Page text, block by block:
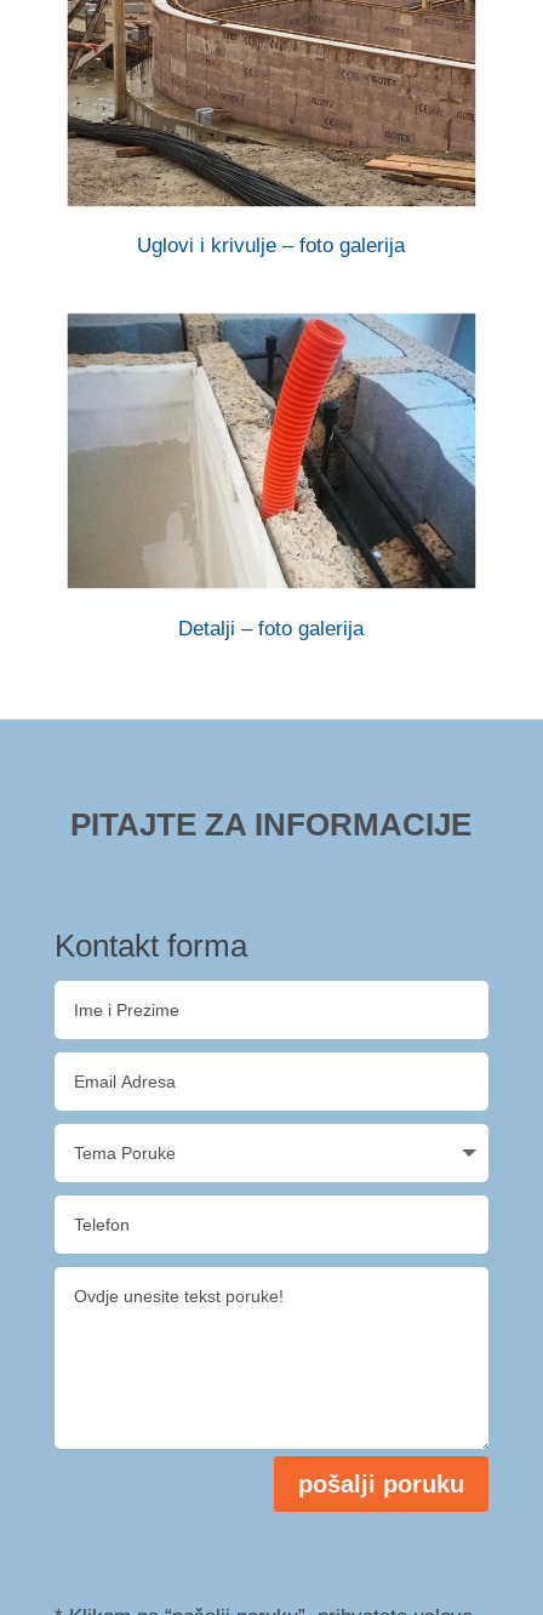
Uglovi i krivulje – foto galerija
Detalji – foto galerija
PITAJTE ZA INFORMACIJE
Kontakt forma
pošalji poruku